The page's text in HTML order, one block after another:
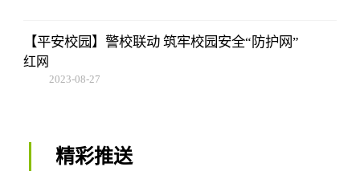
【平安校园】警校联动 筑牢校园安全“防护网”
红网
2023-08-27
精彩推送